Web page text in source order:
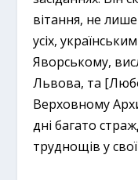
вітання, не лише
усіх,
Яворському,
Львова, та
Верховному
дні багато
труднощів у